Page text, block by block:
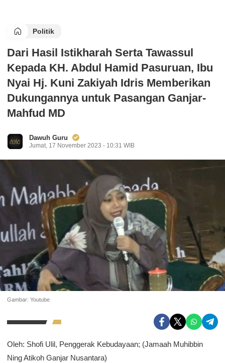
Politik
Dari Hasil Istikharah Serta Tawassul
Kepada KH. Abdul Hamid Pasuruan, Ibu
Nyai Hj. Kuni Zakiyah Idris Memberikan
Dukungannya untuk Pasangan Ganjar-
Mahfud MD
Dawuh Guru
Jumat, 17 November 2023 - 10:31 WIB
Gambar: Youtube
Oleh: Shofi Ulil, Penggerak Kebudayaan; (Jamaah Muhibbin
Ning Atikoh Ganjar Nusantara)